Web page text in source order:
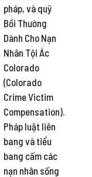
pháp, và quỹ
Bồi Thường
Dành Cho Nạn
Nhân Tội Ác
Colorado
(Colorado
Crime Victim
Compensation).
Pháp luật liên
bang và tiểu
bang cấm các
nạn nhân sống